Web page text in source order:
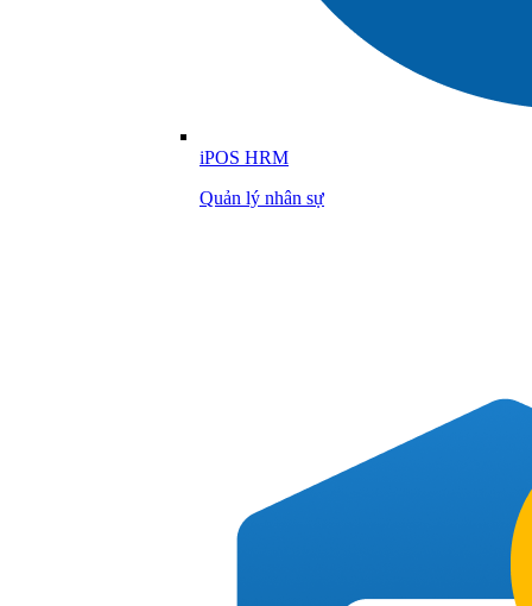
iPOS HRM
Quản lý nhân sự